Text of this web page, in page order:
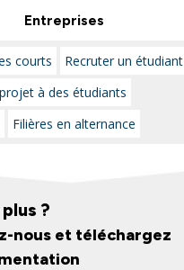
Entreprises
courts
Recruter un étudiant
à des étudiants
Filières en alternance
?
nous et téléchargez